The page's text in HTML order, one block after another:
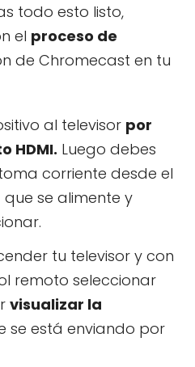
todo esto listo,
el proceso de
de Chromecast en tu
al televisor por
HDMI. Luego debes
corriente desde el
se alimente y
tu televisor y con
remoto seleccionar
visualizar la
se está enviando por